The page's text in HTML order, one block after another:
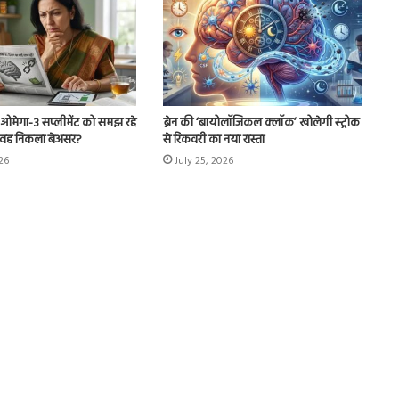
ओमेगा-3 सप्लीमेंट को समझ रहे
वह निकला बेअसर?
ब्रेन की ‘बायोलॉजिकल क्लॉक’ खोलेगी स्ट्रोक
से रिकवरी का नया रास्ता
July 25, 2026
सिर्फ थकान
चुटकी
भर
‘हींग’
के
ये